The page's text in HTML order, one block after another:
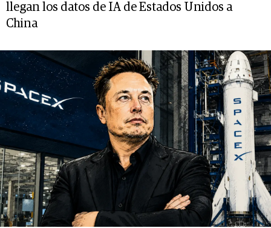
llegan los datos de IA de Estados Unidos a
China